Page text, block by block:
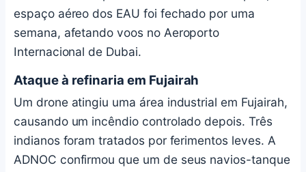
espaço aéreo dos EAU foi fechado por uma
semana, afetando voos no Aeroporto
Internacional de Dubai.
Ataque à refinaria em Fujairah
Um drone atingiu uma área industrial em Fujairah,
causando um incêndio controlado depois. Três
indianos foram tratados por ferimentos leves. A
ADNOC confirmou que um de seus navios-tanque